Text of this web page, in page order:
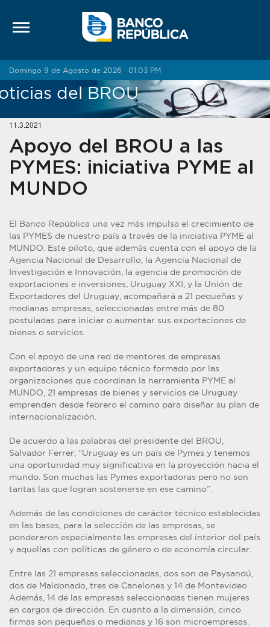
Domingo 9 de Agosto de 2026 · 01:03 PM
del BROU
11.3.2021
Apoyo del BROU a las
PYMES: iniciativa PYME al
MUNDO
El Banco República una vez más impulsa el crecimiento de
las PYMES de nuestro país a través de la iniciativa PYME al
MUNDO. Este piloto, que además cuenta con el apoyo de la
Agencia Nacional de Desarrollo, la Agencia Nacional de
Investigación e Innovación, la agencia de promoción de
exportaciones e inversiones, Uruguay XXI, y la Unión de
Exportadores del Uruguay, acompañará a 21 pequeñas y
medianas empresas, seleccionadas entre más de 80
postuladas para iniciar o aumentar sus exportaciones de
bienes o servicios.
Con el apoyo de una red de mentores de empresas
exportadoras y un equipo técnico formado por las
organizaciones que coordinan la herramienta PYME al
MUNDO, 21 empresas de bienes y servicios de Uruguay
emprenden desde febrero el camino para diseñar su plan de
internacionalización.
De acuerdo a las palabras del presidente del BROU,
Salvador Ferrer, “Uruguay es un país de Pymes y tenemos
una oportunidad muy significativa en la proyección hacia el
mundo. Son muchas las Pymes exportadoras pero no son
tantas las que logran sostenerse en ese camino”.
Además de las condiciones de carácter técnico establecidas
en las bases, para la selección de las empresas, se
ponderaron especialmente las empresas del interior del país
y aquellas con políticas de género o de economía circular.
Entre las 21 empresas seleccionadas, dos son de Paysandú,
dos de Maldonado, tres de Canelones y 14 de Montevideo.
Además, 14 de las empresas seleccionadas tienen mujeres
en cargos de dirección. En cuanto a la dimensión, cinco
firmas son pequeñas o medianas y 16 son microempresas.